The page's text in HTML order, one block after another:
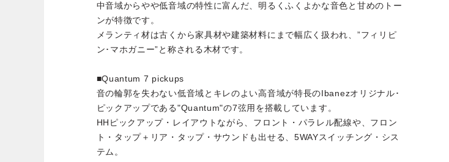
中音域からやや低音域の特性に富んだ、明るくふくよかな音色と甘めのトー
ンが特徴です。
メランティ材は古くから家具材や建築材料にまで幅広く扱われ、”フィリピ
ン･マホガニー”と称される木材です。
■Quantum 7 pickups
音の輪郭を失わない低音域とキレのよい高音域が特長のIbanezオリジナル･
ピックアップである"Quantum"の7弦用を搭載しています。
HHピックアップ・レイアウトながら、フロント・パラレル配線や、フロン
ト・タップ＋リア・タップ・サウンドも出せる、5WAYスイッチング・シス
テム。